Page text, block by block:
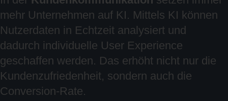
mehr Unternehmen auf KI. Mittels KI können
Nutzerdaten in Echtzeit analysiert und
dadurch individuelle User Experience
geschaffen werden. Das erhöht nicht nur die
Kundenzufriedenheit, sondern auch die
Conversion-Rate.